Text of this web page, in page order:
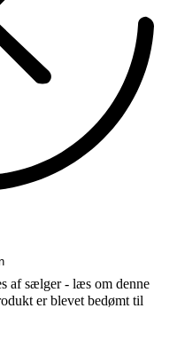
af sælger - læs om denne
er blevet bedømt til